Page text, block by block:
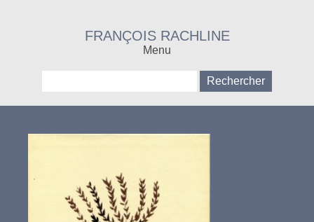
FRANÇOIS RACHLINE
Menu